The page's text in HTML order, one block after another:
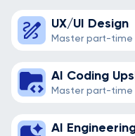
UX/UI Design
Master part-time
AI Coding
Master part-time
AI